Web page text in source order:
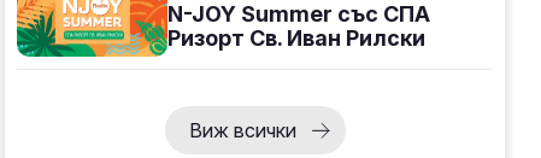
N-JOY Summer със СПА
Ризорт Св. Иван Рилски
Виж всички